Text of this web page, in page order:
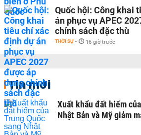
Quốc hội: Công khai
án phục vụ APEC
chính sách đặc thù
THỜI SỰ - 16 giờ trước
Tin mới
Xuất khẩu đất hiếm
Nhật Bản và Mỹ giảm